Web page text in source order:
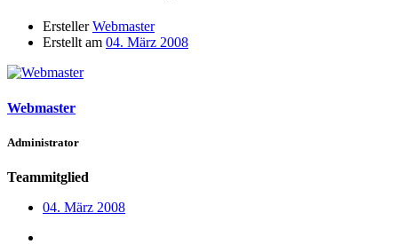
Ersteller Webmaster
Erstellt am 04. März 2008
Webmaster
Administrator
Teammitglied
04. März 2008